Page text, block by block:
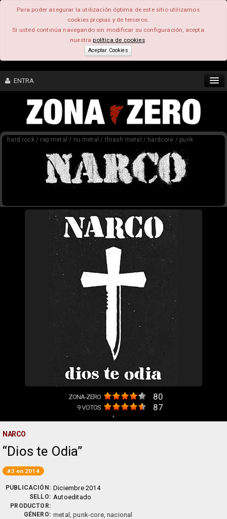
Para poder asegurar la utilización óptima de este sitio utilizamos
cookies propias y de terceros.
Si usted continúa navegando sin modificar su configuración, acepta
nuestrapolítica de cookies.
Aceptar Cookies
ENTRA
CONTENIDO
COMUNIDAD
FEEEDBACK
hard rock / rap metal / nu metal / thrash metal / hardcore / punk
ZONA-ZERO 80
9VOTOS 87
+
NARCO
Dios te Odia
#3 en 2014
PUBLICACIÓN: Diciembre 2014
SELLO: Autoeditado
PRODUCTOR:
GÉNERO: metal, punk-core, nacional